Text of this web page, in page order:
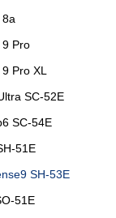
Pro
Pro XL
SC-52E
SC-54E
51E
SH-53E
51E